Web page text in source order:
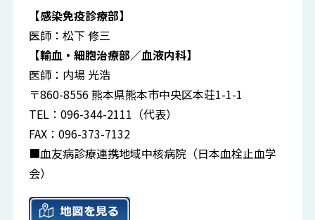
【感染免疫診療部】
医師：松下 修三
【輸血・細胞治療部／血液内科】
医師：内場 光浩
〒860-8556 熊本県熊本市中央区本荘1-1-1
TEL：096-344-2111（代表）
FAX：096-373-7132
■血友病診療連携地域中核病院（日本血栓止血学
会）